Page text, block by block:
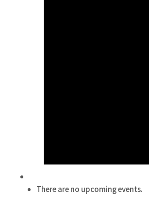
There are no upcoming events.